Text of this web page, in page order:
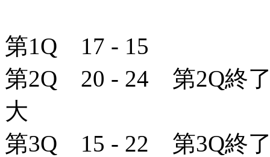
第1Q 17 - 15
第2Q 20 - 24 第2Q終
大
第3Q 15 - 22 第3Q終